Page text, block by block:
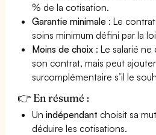
% de la cotisation.
Garantie minimale : Le
soins minimum défini par la
Moins de choix : Le salarié
son contrat, mais peut
surcomplémentaire s’il le
👉 En résumé :
Unindépendant choisit sa
déduire les cotisations.